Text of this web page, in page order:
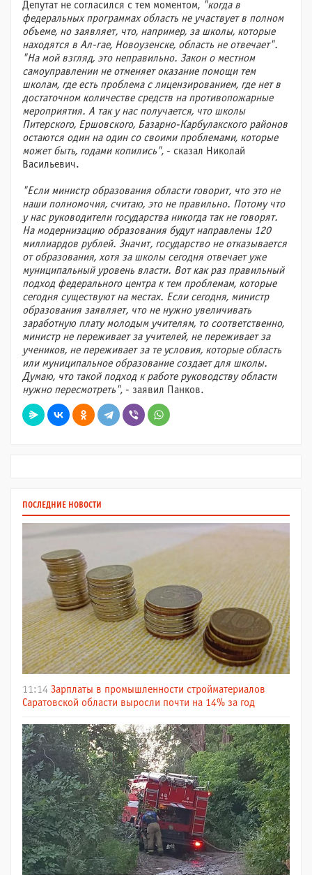
Депутат не согласился с тем моментом, "когда в
федеральных программах область не участвует в полном
объеме, но заявляет, что, например, за школы, которые
находятся в Ал-гае, Новоузенске, область не отвечает".
"На мой взгляд, это неправильно. Закон о местном
самоуправлении не отменяет оказание помощи тем
школам, где есть проблема с лицензированием, где нет в
достаточном количестве средств на противопожарные
мероприятия. А так у нас получается, что школы
Питерского, Ершовского, Базарно-Карбулакского районов
остаются один на один со своими проблемами, которые
может быть, годами копились", - сказал Николай
Васильевич.
"Если министр образования области говорит, что это не
наши полномочия, считаю, это не правильно. Потому что
у нас руководители государства никогда так не говорят.
На модернизацию образования будут направлены 120
миллиардов рублей. Значит, государство не отказывается
от образования, хотя за школы сегодня отвечает уже
муниципальный уровень власти. Вот как раз правильный
подход федерального центра к тем проблемам, которые
сегодня существуют на местах. Если сегодня, министр
образования заявляет, что не нужно увеличивать
заработную плату молодым учителям, то соответственно,
министр не переживает за учителей, не переживает за
учеников, не переживает за те условия, которые область
или муниципальное образование создает для школы.
Думаю, что такой подход к работе руководству области
нужно пересмотреть", - заявил Панков.
ПОСЛЕДНИЕ НОВОСТИ
11:14 Зарплаты в промышленности стройматериалов
Саратовской области выросли почти на 14% за год